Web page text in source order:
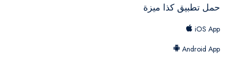
حمل تطبيق كذا ميزة
iOS App
Android App